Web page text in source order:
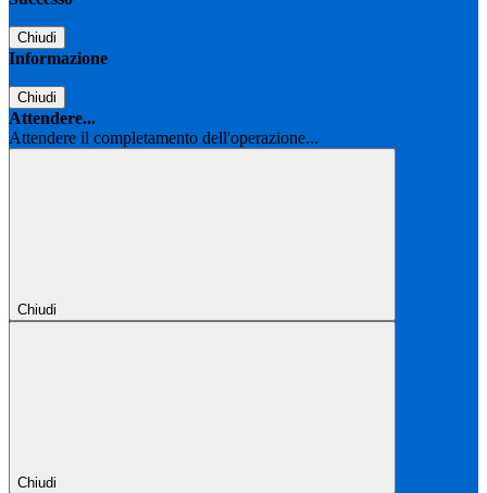
Chiudi
Informazione
Chiudi
Attendere...
Attendere il completamento dell'operazione...
Chiudi
Chiudi